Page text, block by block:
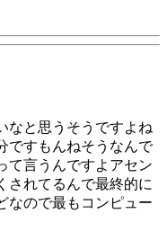
なと思うそうですよね
ですもんねそうなんで
て言うんですよアセン
されてるんで最終的に
なので最もコンピュー